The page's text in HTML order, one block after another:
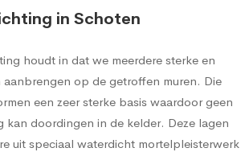
in Schoten
houdt in dat we meerdere sterke en
op de getroffen muren. Die
een zeer sterke basis waardoor geen
doordingen in de kelder. Deze lagen
uit speciaal waterdicht mortelpleisterwerk